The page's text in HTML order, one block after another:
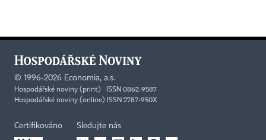
© 1996-2026 Economia, a.s.
Hospodářské noviny (print) ISSN 0862-9587
Hospodářské noviny (online) ISSN 2787-950X
Certifikováno Sledujte nás